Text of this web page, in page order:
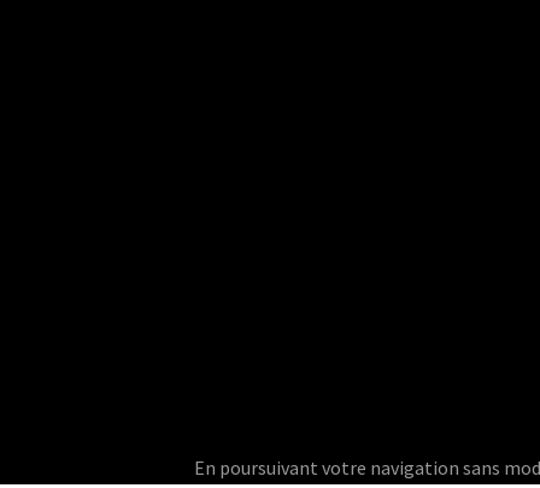
En poursuivant votre navigation sans